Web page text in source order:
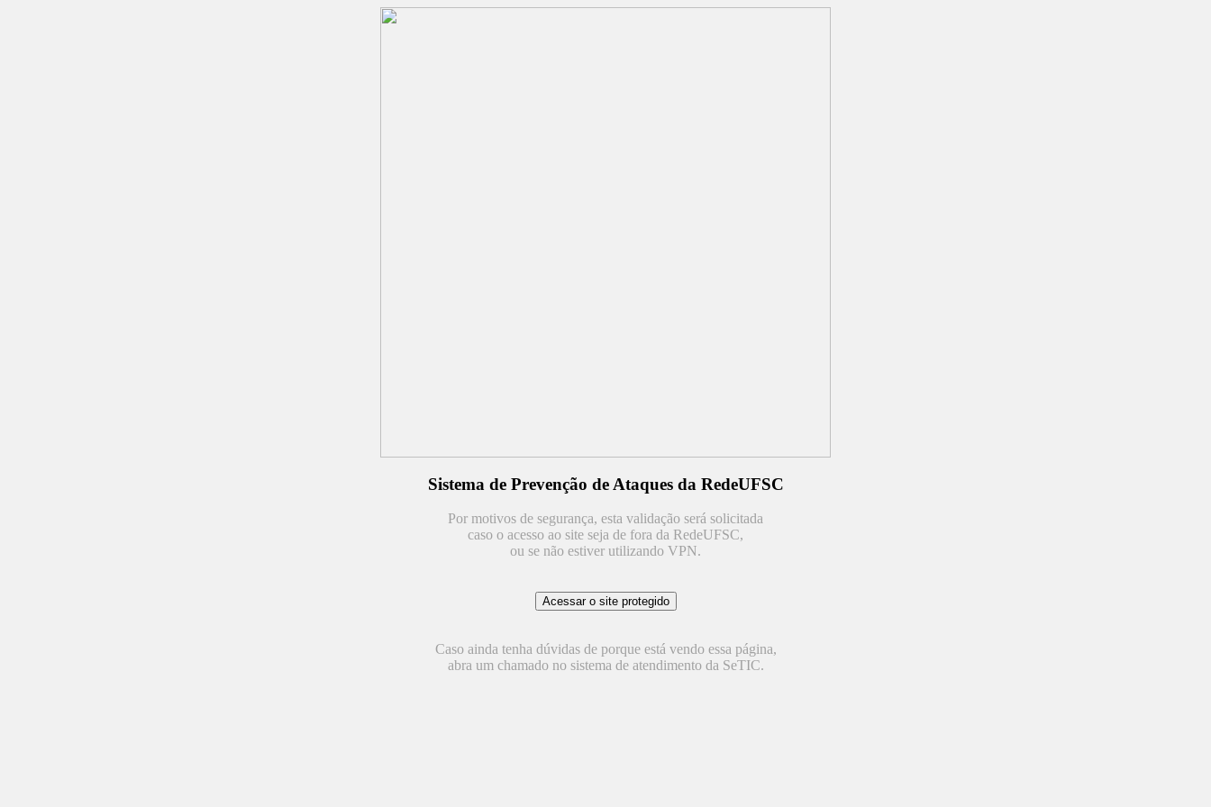
Sistema de Prevenção de Ataques da RedeUFSC
Por motivos de segurança, esta validação será solicitada
caso o acesso ao site seja de fora da RedeUFSC,
ou se não estiver utilizando VPN.
Caso ainda tenha dúvidas de porque está vendo essa página,
abra um chamado no sistema de atendimento da SeTIC.